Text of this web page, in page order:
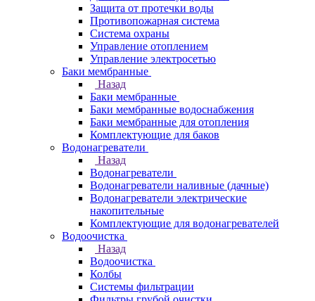
Защита от протечки воды
Противопожарная система
Система охраны
Управление отоплением
Управление электросетью
Баки мембранные
Назад
Баки мембранные
Баки мембранные водоснабжения
Баки мембранные для отопления
Комплектующие для баков
Водонагреватели
Назад
Водонагреватели
Водонагреватели наливные (дачные)
Водонагреватели электрические
накопительные
Комплектующие для водонагревателей
Водоочистка
Назад
Водоочистка
Колбы
Системы фильтрации